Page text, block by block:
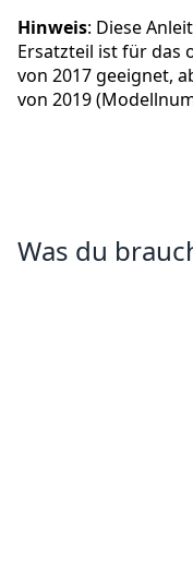
Hinweis: Diese
Ersatzteil ist für das
von 2017 geeignet,
von 2019
Was du